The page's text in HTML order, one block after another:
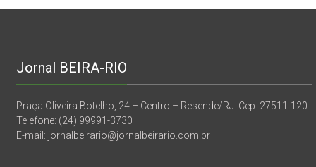
Jornal BEIRA-RIO
Praça Oliveira Botelho, 24 – Centro – Resende/RJ. Cep: 27511-120
Telefone: (24) 99991-3730
E-mail: jornalbeirario@jornalbeirario.com.br